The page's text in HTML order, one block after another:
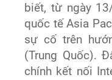
biết, từ ngày
quốc tế Asia
sự cố trên
(Trung Quốc).
chính kết nối